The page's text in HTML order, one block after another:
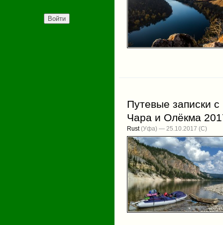
Путевые записки
Чара и Олёкма
Rust(Уфа) — 25.10.2017